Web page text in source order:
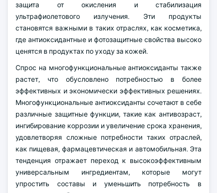
защита от окисления и стабилизация
ультрафиолетового излучения. Эти продукты
становятся важными в таких отраслях, как косметика,
где антиоксидантные и фотозащитные свойства высоко
ценятся в продуктах по уходу за кожей.
Спрос на многофункциональные антиоксиданты также
растет, что обусловлено потребностью в более
эффективных и экономически эффективных решениях.
Многофункциональные антиоксиданты сочетают в себе
различные защитные функции, такие как антивозраст,
ингибирование коррозии и увеличение срока хранения,
удовлетворяя сложные потребности таких отраслей,
как пищевая, фармацевтическая и автомобильная. Эта
тенденция отражает переход к высокоэффективным
универсальным ингредиентам, которые могут
упростить составы и уменьшить потребность в